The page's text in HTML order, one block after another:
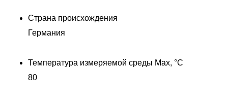
Страна происхождения
Германия
Температура измеряемой среды Max, °C
80